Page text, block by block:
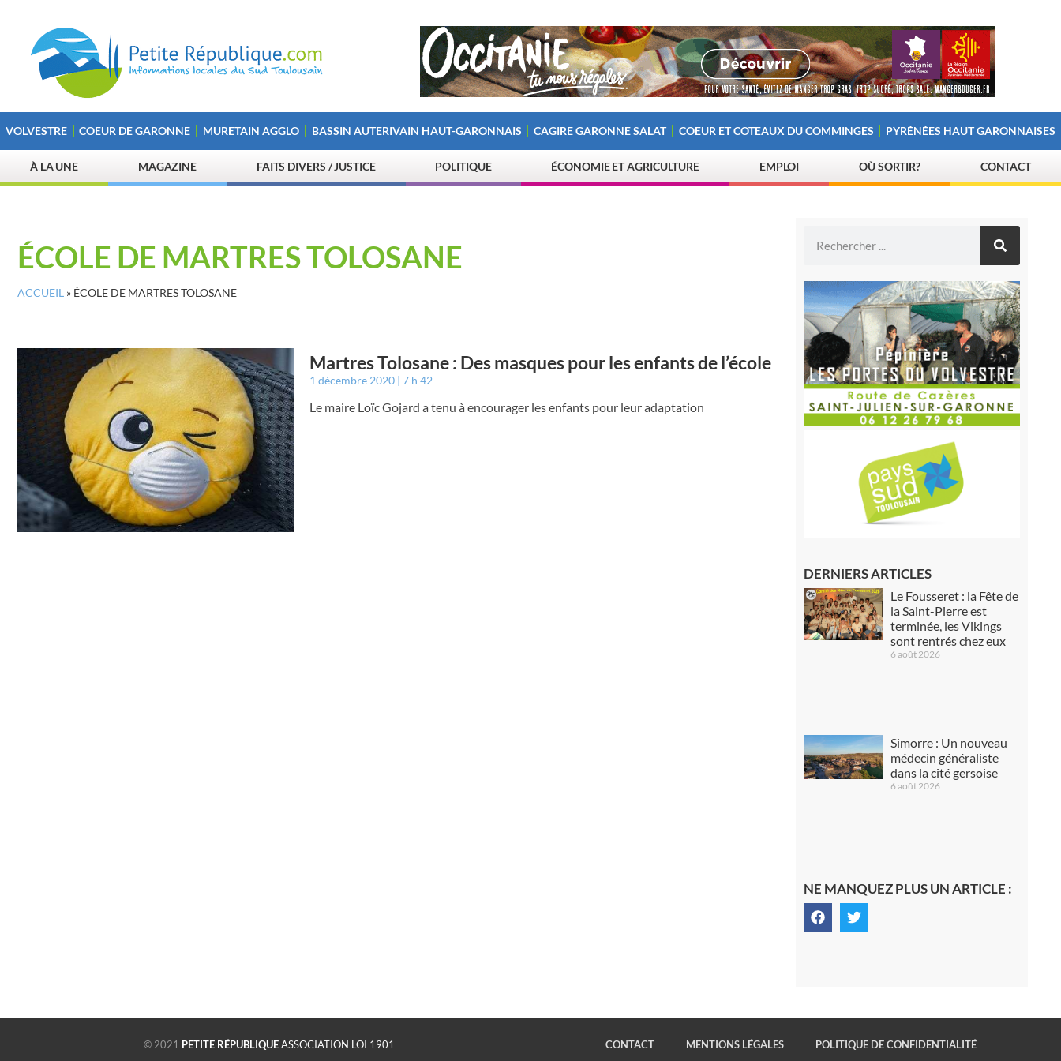
VOLVESTRE COEUR DE GARONNE MURETAIN AGGLO BASSIN AUTERIVAIN HAUT-GARONNAIS CAGIRE GARONNE SALAT COEUR ET COTEAUX DU COMMINGES PYRÉNÉES HAUT GARONNAISES
À LA UNE MAGAZINE FAITS DIVERS / JUSTICE POLITIQUE ÉCONOMIE ET AGRICULTURE EMPLOI OÙ SORTIR? CONTACT
ÉCOLE DE MARTRES TOLOSANE
ACCUEIL » ÉCOLE DE MARTRES TOLOSANE
Martres Tolosane : Des masques pour les enfants de l’école
1 décembre 2020 7 h 42
Le maire Loïc Gojard a tenu à encourager les enfants pour leur adaptation
DERNIERS ARTICLES
Le Fousseret : la Fête de
la Saint-Pierre est
terminée, les Vikings
sont rentrés chez eux
6 août 2026
Simorre : Un nouveau
médecin généraliste
dans la cité gersoise
6 août 2026
NE MANQUEZ PLUS UN ARTICLE :
© 2021 PETITE RÉPUBLIQUEASSOCIATION LOI 1901 CONTACT MENTIONS LÉGALES POLITIQUE DE CONFIDENTIALITÉ